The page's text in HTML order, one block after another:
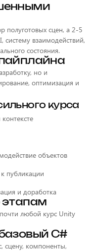
полуготовых сцен, а 2-5
систему взаимодействий,
состояния.
но и
оптимизация и
курса
объектов
публикации
и доработка
этапам
любой курс Unity
C#
сцену, компоненты,